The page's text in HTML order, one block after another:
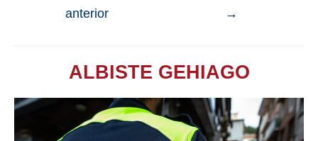
anterior
→
ALBISTE GEHIAGO